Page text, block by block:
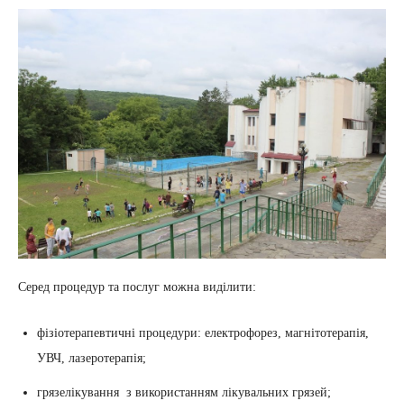
Серед процедур та послуг можна виділити:
фізіотерапевтичні процедури: електрофорез, магнітотерапія,
УВЧ, лазеротерапія;
грязелікування з використанням лікувальних грязей;